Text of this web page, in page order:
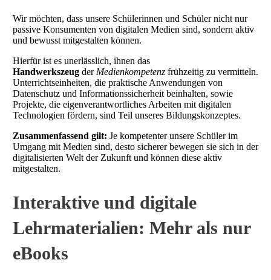
Wir möchten, dass unsere Schülerinnen und Schüler nicht nur
passive Konsumenten von digitalen Medien sind, sondern aktiv
und bewusst mitgestalten können.
Hierfür ist es unerlässlich, ihnen das
Handwerkszeug der Medienkompetenz frühzeitig zu vermitteln.
Unterrichtseinheiten, die praktische Anwendungen von
Datenschutz und Informationssicherheit beinhalten, sowie
Projekte, die eigenverantwortliches Arbeiten mit digitalen
Technologien fördern, sind Teil unseres Bildungskonzeptes.
Zusammenfassend gilt: Je kompetenter unsere Schüler im
Umgang mit Medien sind, desto sicherer bewegen sie sich in der
digitalisierten Welt der Zukunft und können diese aktiv
mitgestalten.
Interaktive und digitale
Lehrmaterialien: Mehr als nur
eBooks